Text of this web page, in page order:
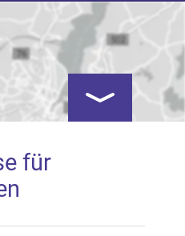
Kartenansicht
für